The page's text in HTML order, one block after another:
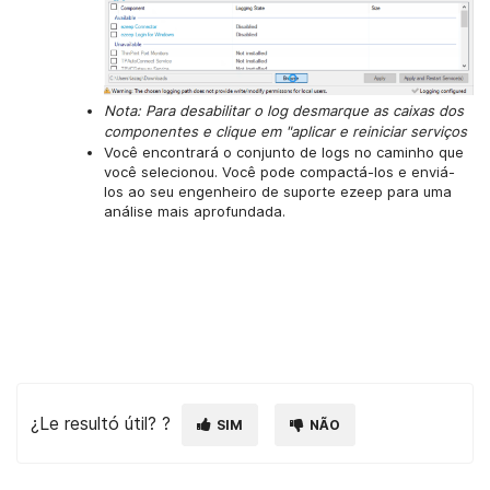
Nota: Para desabilitar o log desmarque as caixas dos
componentes e clique em "aplicar e reiniciar serviços
Você encontrará o conjunto de logs no caminho que
você selecionou. Você pode compactá-los e enviá-
los ao seu engenheiro de suporte ezeep para uma
análise mais aprofundada.
¿Le resultó útil? ? SIM NÃO